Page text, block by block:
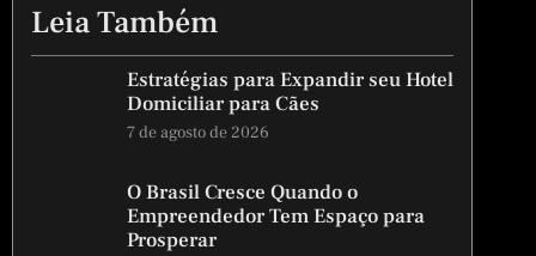
Leia Também
Estratégias para Expandir seu Hotel
Domiciliar para Cães
7 de agosto de 2026
O Brasil Cresce Quando o
Empreendedor Tem Espaço para
Prosperar